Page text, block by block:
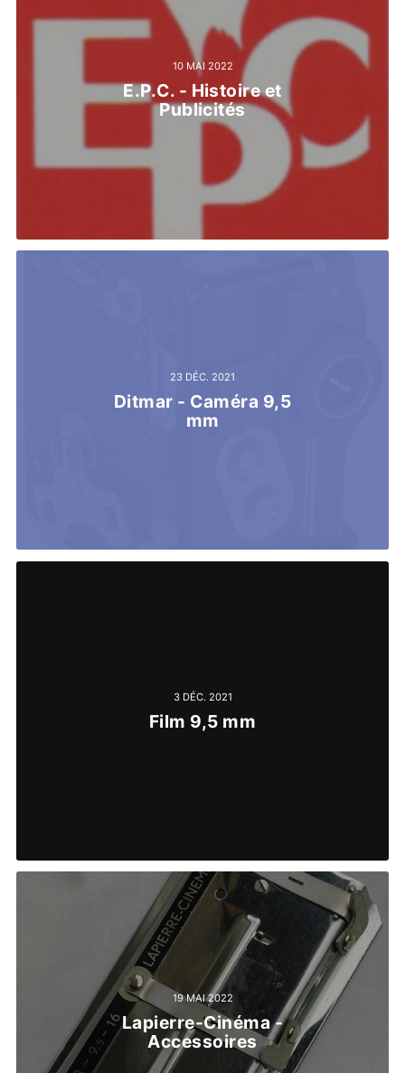
10 MAI 2022
E.P.C. - Histoire et
Publicités
23 DÉC. 2021
Ditmar - Caméra 9,5
mm
3 DÉC. 2021
Film 9,5 mm
19 MAI 2022
Lapierre-Cinéma -
Accessoires